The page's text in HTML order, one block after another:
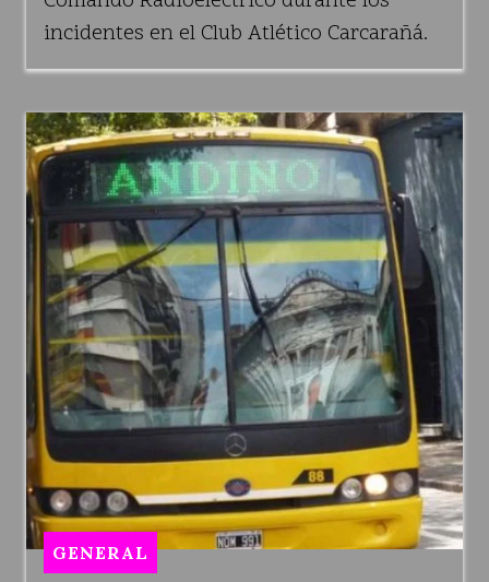
incidentes en el Club Atlético Carcarañá.
GENERAL